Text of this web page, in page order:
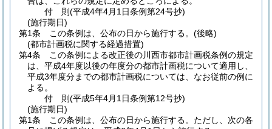
付 則(平成4年4月1日条例第24号抄)
(施行期日)
第1条
この条例は、公布の日から施行する。 (後略)
(都市計画税に関する経過措置)
第4条
この条例による改正後の川西市都市計画税条例の規定
は、平成4年度以後の年度分の都市計画税について適用し、
平成3年度分までの都市計画税については、なお従前の例に
よる。
付 則(平成5年4月1日条例第12号抄)
(施行期日)
第1条
この条例は、公布の日から施行する。 ただし、次の各